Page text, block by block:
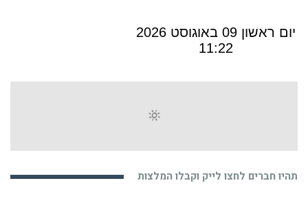
תהיו חברים לחצו לייק וקבלו המלצות